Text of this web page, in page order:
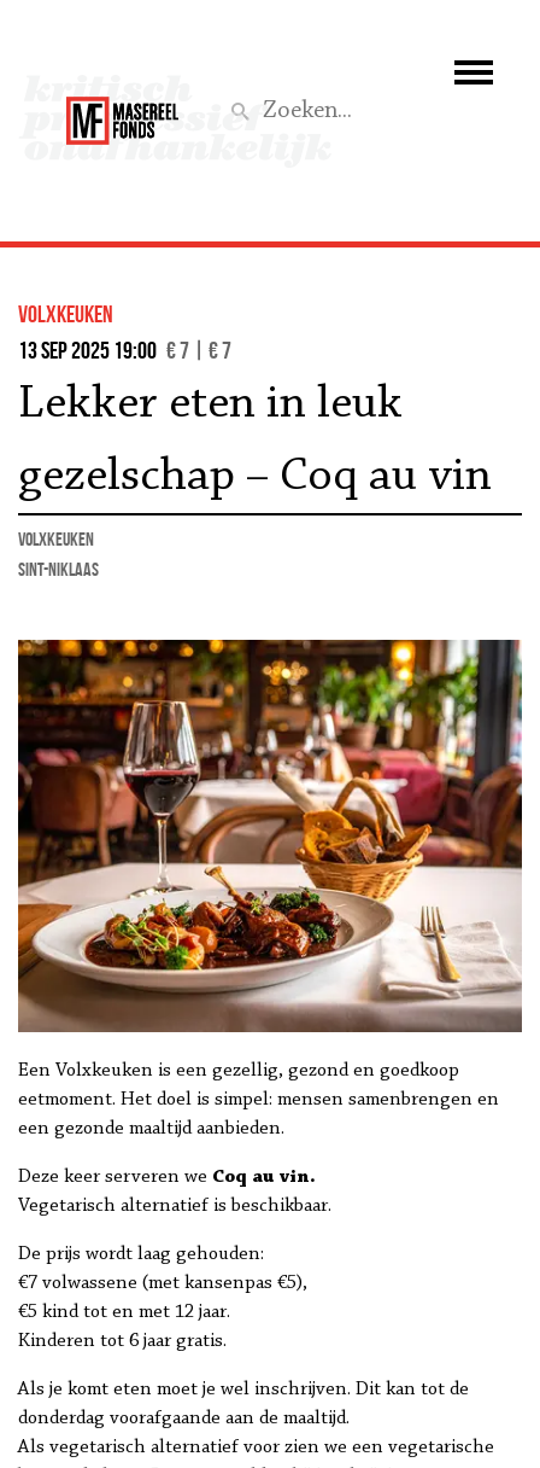
Wat we doen
Steun ons
Aktief
volxkeuken
13 sep 2025 19:00 € 7 | € 7
Lekker eten in leuk
gezelschap – Coq au vin
Volxkeuken
Sint-Niklaas
Een Volxkeuken is een gezellig, gezond en goedkoop
eetmoment. Het doel is simpel: mensen samenbrengen en
een gezonde maaltijd aanbieden.
Deze keer serveren we Coq au vin.
Vegetarisch alternatief is beschikbaar.
De prijs wordt laag gehouden:
€7 volwassene (met kansenpas €5),
€5 kind tot en met 12 jaar.
Kinderen tot 6 jaar gratis.
Als je komt eten moet je wel inschrijven. Dit kan tot de
donderdag voorafgaande aan de maaltijd.
Als vegetarisch alternatief voor zien we een vegetarische